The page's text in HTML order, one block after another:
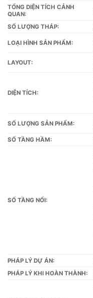
TỔNG DIỆN TÍCH CẢNH
QUAN:
SỐ LƯỢNG THÁP:
LOẠI HÌNH SẢN PHẨM:
LAYOUT:
DIỆN TÍCH:
SỐ LƯỢNG SẢN PHẨM:
SỐ TẦNG HẦM:
SỐ TẦNG NỔI:
PHÁP LÝ DỰ ÁN:
PHÁP LÝ KHI HOÀN THÀNH: